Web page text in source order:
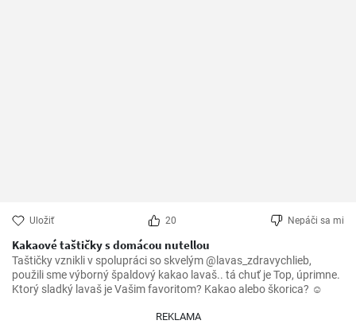
Uložiť 20 Nepáči sa mi
Kakaové taštičky s domácou nutellou
Taštičky vznikli v spolupráci so skvelým @lavas_zdravychlieb,
použili sme výborný špaldový kakao lavaš.. tá chuť je Top, úprimne.
Ktorý sladký lavaš je Vašim favoritom? Kakao alebo škorica? ☺️
REKLAMA